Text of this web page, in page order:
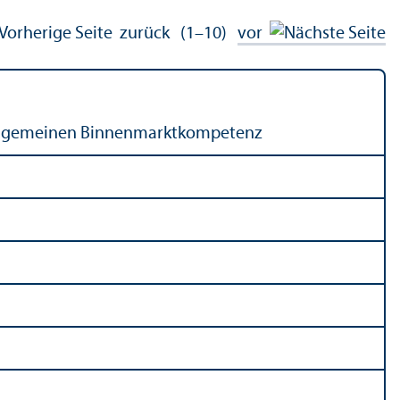
zurück (1–10) vor
Binnen­markt­kompetenz